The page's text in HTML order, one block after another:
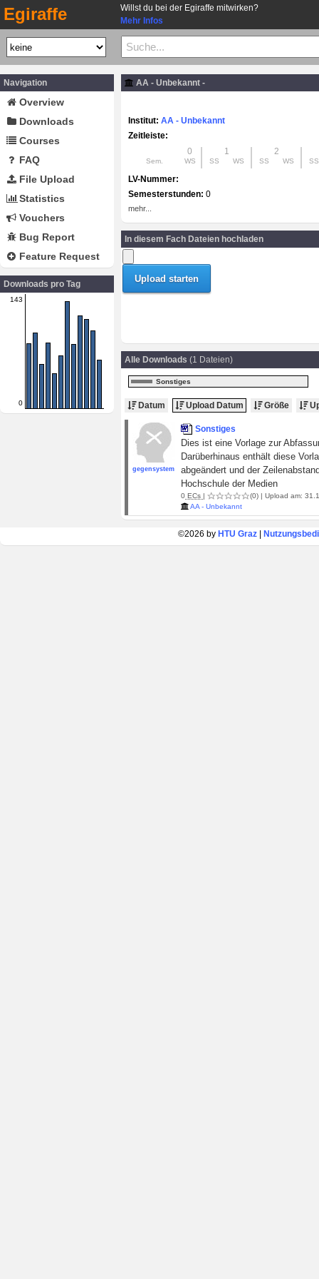
Egiraffe
Willst du bei der Egiraffe mitwirken?
Mehr Infos
Navigation
Overview
Downloads
Courses
FAQ
File Upload
Statistics
Vouchers
Bug Report
Feature Request
Downloads pro Tag
143
0
AA - Unbekannt -
Institut: AA - Unbekannt
Zeitleiste:
0
1 2
Sem. WS SS WS SS WS SS
LV-Nummer:
Semesterstunden: 0
mehr...
In diesem Fach Dateien hochladen
Alle Downloads (1 Dateien)
Sonstiges
Datum Upload Datum Größe
gegensystem
Sonstiges
Dies ist eine Vorlage zur
Darüberhinaus enthält diese
abgeändert und der
Hochschule der Medien
0 ECs | (0) | Upload am:
AA - Unbekannt
©2026 by HTU Graz|